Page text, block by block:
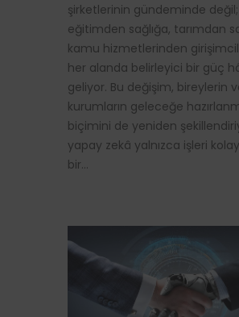
şirketlerinin gündeminde değil;
eğitimden sağlığa, tarımdan
kamu hizmetlerinden
her alanda belirleyici bir güç
geliyor. Bu değişim, bireylerin
kurumların geleceğe
biçimini de yeniden
yapay zekâ yalnızca işleri
bir…